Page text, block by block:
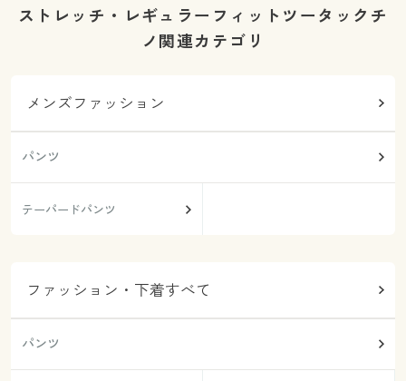
ストレッチ・レギュラーフィットツータックチ
ノ関連カテゴリ
メンズファッション
パンツ
テーパードパンツ
ファッション・下着すべて
パンツ